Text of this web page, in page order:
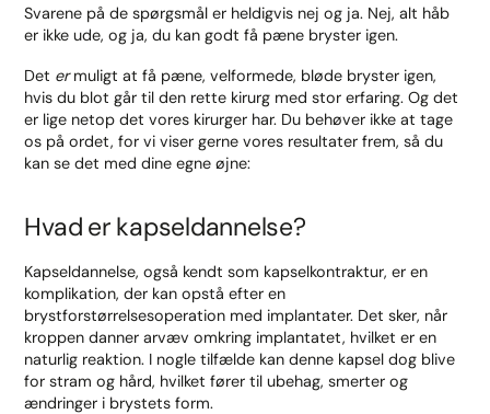
Svarene på de spørgsmål er heldigvis nej og ja. Nej, alt håb
er ikke ude, og ja, du kan godt få pæne bryster igen.
Det ermuligt at få pæne, velformede, bløde bryster igen,
hvis du blot går til den rette kirurg med stor erfaring. Og det
er lige netop det vores kirurger har. Du behøver ikke at tage
os på ordet, for vi viser gerne vores resultater frem, så du
kan se det med dine egne øjne:
Hvad er kapseldannelse?
Kapseldannelse, også kendt som kapselkontraktur, er en
komplikation, der kan opstå efter en
brystforstørrelsesoperation med implantater. Det sker, når
kroppen danner arvæv omkring implantatet, hvilket er en
naturlig reaktion. I nogle tilfælde kan denne kapsel dog blive
for stram og hård, hvilket fører til ubehag, smerter og
ændringer i brystets form.